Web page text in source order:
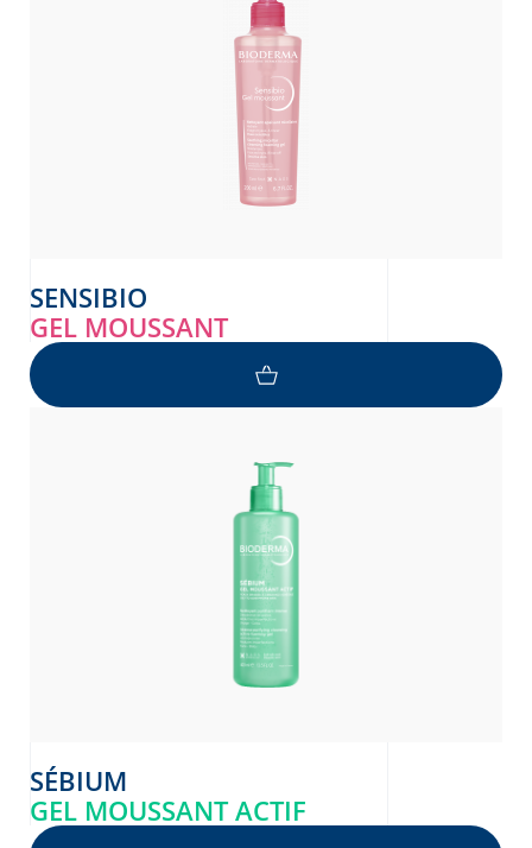
SENSIBIO
GEL MOUSSANT
SÉBIUM
GEL MOUSSANT ACTIF